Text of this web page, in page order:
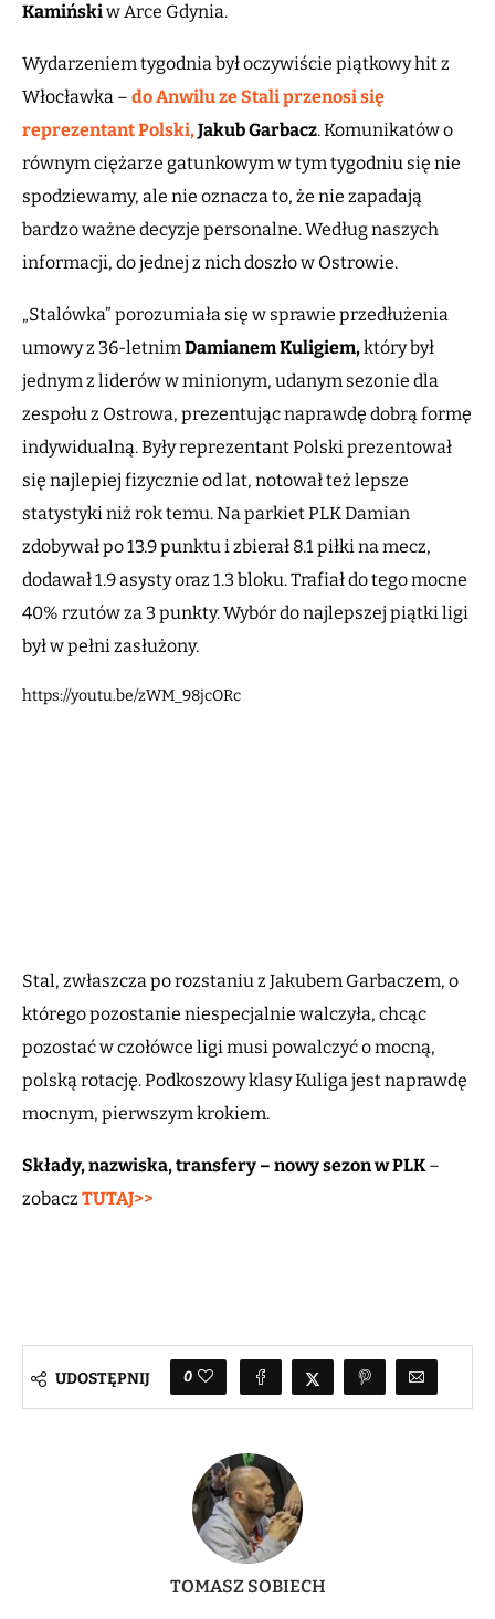
Kamińskiw Arce Gdynia.
Wydarzeniem tygodnia był oczywiście piątkowy hit z
Włocławka – do Anwilu ze Stali przenosi się
reprezentant Polski,Jakub Garbacz. Komunikatów o
równym ciężarze gatunkowym w tym tygodniu się nie
spodziewamy, ale nie oznacza to, że nie zapadają
bardzo ważne decyzje personalne. Według naszych
informacji, do jednej z nich doszło w Ostrowie.
„Stalówka” porozumiała się w sprawie przedłużenia
umowy z 36-letnimDamianem Kuligiem,który był
jednym z liderów w minionym, udanym sezonie dla
zespołu z Ostrowa, prezentując naprawdę dobrą formę
indywidualną. Były reprezentant Polski prezentował
się najlepiej fizycznie od lat, notował też lepsze
statystyki niż rok temu. Na parkiet PLK Damian
zdobywał po 13.9 punktu i zbierał 8.1 piłki na mecz,
dodawał 1.9 asysty oraz 1.3 bloku. Trafiał do tego mocne
40% rzutów za 3 punkty. Wybór do najlepszej piątki ligi
był w pełni zasłużony.
https://youtu.be/zWM_98jcORc
Stal, zwłaszcza po rozstaniu z Jakubem Garbaczem, o
którego pozostanie niespecjalnie walczyła, chcąc
pozostać w czołówce ligi musi powalczyć o mocną,
polską rotację. Podkoszowy klasy Kuliga jest naprawdę
mocnym, pierwszym krokiem.
Składy, nazwiska, transfery – nowy sezon w PLK–
zobacz TUTAJ>>
UDOSTĘPNIJ 0
TOMASZ SOBIECH